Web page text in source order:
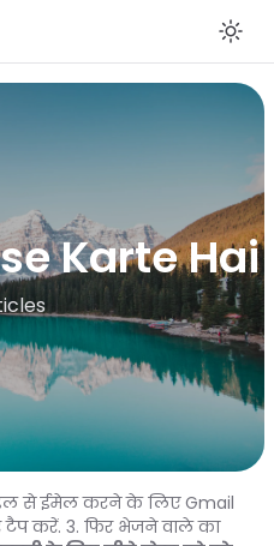
Karte Hai
से ईमेल करने के लिए Gmail
करें. 3. फिर भेजने वाले का